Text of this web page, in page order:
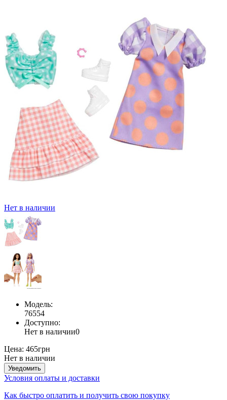
Нет в наличии
Модель:
76554
Доступно:
Нет в наличии0
Цена: 465грн
Нет в наличии
Уведомить
Условия оплаты и доставки
Как быстро оплатить и получить свою покупку